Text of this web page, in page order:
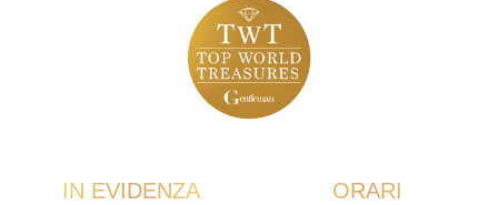
IN EVIDENZA ORARI